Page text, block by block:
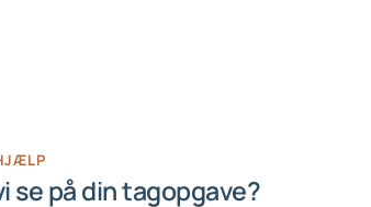
se på din tagopgave?